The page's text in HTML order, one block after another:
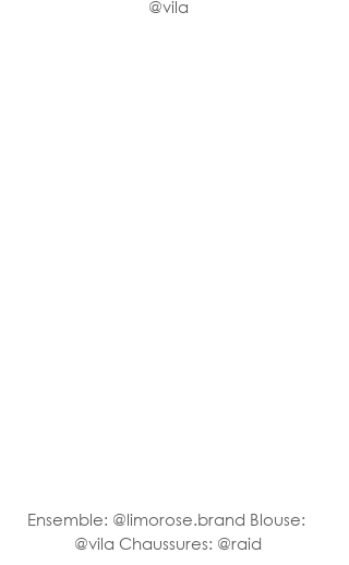
@vila
Ensemble: @limorose.brand Blouse:
@vila Chaussures: @raid